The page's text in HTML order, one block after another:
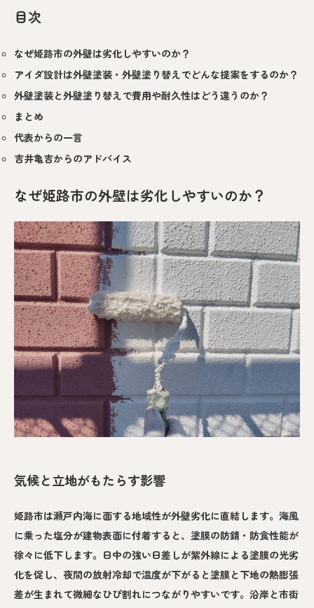
目次
なぜ姫路市の外壁は劣化しやすいのか？
アイダ設計は外壁塗装・外壁塗り替えでどんな提案をするのか？
外壁塗装と外壁塗り替えで費用や耐久性はどう違うのか？
まとめ
代表からの一言
吉井亀吉からのアドバイス
なぜ姫路市の外壁は劣化しやすいのか？
気候と立地がもたらす影響
姫路市は瀬戸内海に面する地域性が外壁劣化に直結します。海風
に乗った塩分が建物表面に付着すると、塗膜の防錆・防食性能が
徐々に低下します。日中の強い日差しが紫外線による塗膜の光劣
化を促し、夜間の放射冷却で温度が下がると塗膜と下地の熱膨張
差が生まれて微細なひび割れにつながりやすいです。沿岸と市街